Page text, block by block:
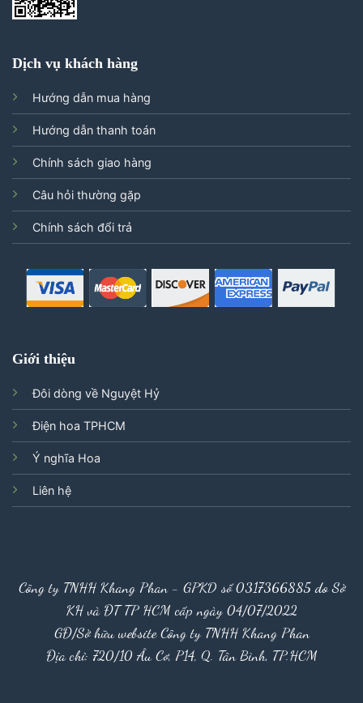
Dịch vụ khách hàng
Hướng dẫn mua hàng
Hướng dẫn thanh toán
Chính sách giao hàng
Câu hỏi thường gặp
Chính sách đổi trả
Giới thiệu
Đôi dòng về Nguyệt Hỷ
Điện hoa TPHCM
Ý nghĩa Hoa
Liên hệ
Công ty TNHH Khang Phan - GPKD số 0317366885 do Sở
KH và ĐT TP HCM cấp ngày 04/07/2022
GĐ/Sở hữu website Công ty TNHH Khang Phan
Địa chỉ: 720/10 Âu Cơ, P14, Q. Tân Bình, TP.HCM